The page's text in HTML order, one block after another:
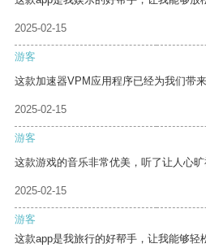
2025-02-15
游客
这款加速器VPM应用程序已经为我们带
2025-02-15
游客
这款游戏的音乐非常优美，听了让人心旷
2025-02-15
游客
这款app是我旅行的好帮手，让我能够轻